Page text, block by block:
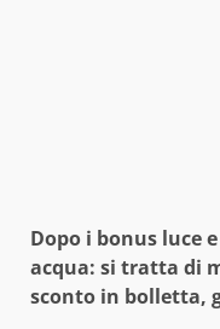
Dopo i bonus luce
acqua: si tratta di
sconto in bolletta,